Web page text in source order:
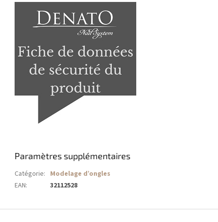
Paramètres supplémentaires
Catégorie: Modelage d’ongles
EAN: 32112528